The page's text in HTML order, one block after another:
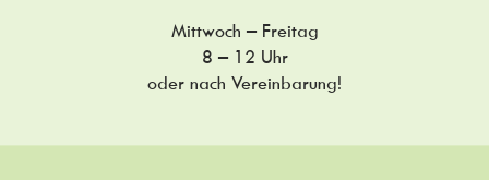
Mittwoch – Freitag
8 – 12 Uhr
oder nach Vereinbarung!